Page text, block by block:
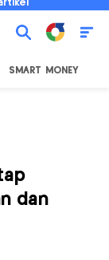
SMART MONEY
dan